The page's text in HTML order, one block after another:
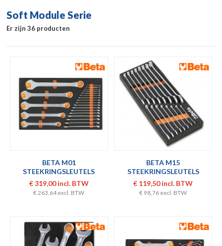
Soft Module Serie
Er zijn 36 producten
BETA M01
STEEKRINGSLEUTELS
€ 319,00 incl. BTW
€ 263,64 excl. BTW
BETA M15
STEEKRINGSLEUTELS
€ 119,50 incl. BTW
€ 98,76 excl. BTW